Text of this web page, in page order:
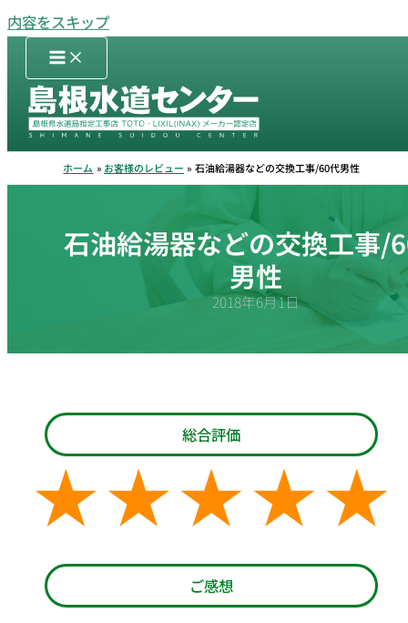
内容をスキップ
ホーム お客様のレビュー 石油給湯器などの交換工事/60代男性
石油給湯器などの交換工事/
男性
2018年6月1日
総合評価
ご感想